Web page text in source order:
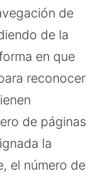
de
de la
en que
reconocer
de páginas
la
el número de